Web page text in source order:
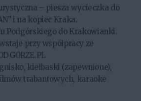
– piesza wycieczka do
i na kopiec Kraka.
Podgórskiego do Krakowianki.
przy współpracy ze
kiełbaski (zapewnione),
trabantowych, karaoke